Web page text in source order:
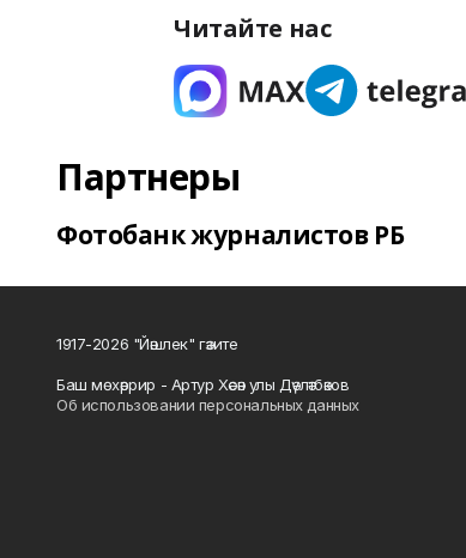
Читайте нас
Партнеры
Фотобанк журналистов РБ
1917-2026 "Йәшлек" гәзите
Баш мөхәррир - Артур Хәсән улы Дәүләтбәков
Об использовании персональных данных